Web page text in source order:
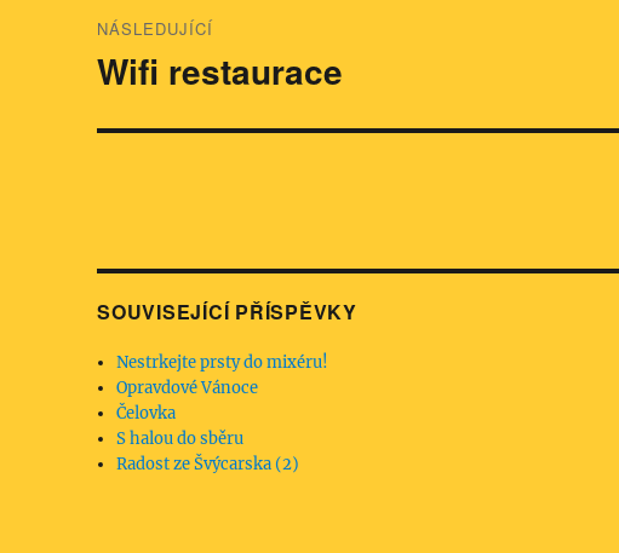
NÁSLEDUJÍCÍ
Následující
Wifi restaurace
SOUVISEJÍCÍ PŘÍSPĚVKY
Nestrkejte prsty do mixéru!
Opravdové Vánoce
Čelovka
S halou do sběru
Radost ze Švýcarska (2)